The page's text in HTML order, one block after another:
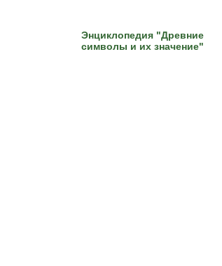
Энциклопедия "Древние
символы и их значение"